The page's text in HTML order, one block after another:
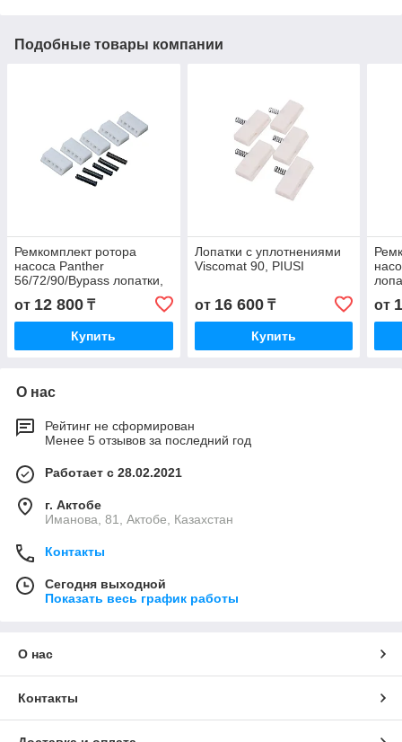
Подобные товары компании
Ремкомплект ротора
насоса Panther
56/72/90/Bypass лопатки,
от 12 800 ₸
Купить
Лопатки с уплотнениями
Viscomat 90, PIUSI
от 16 600₸
Купить
от
О нас
Рейтинг не сформирован
Менее 5 отзывов за последний год
Работает с 28.02.2021
г. Актобе
Иманова, 81, Актобе, Казахстан
Контакты
Сегодня выходной
Показать весь график работы
О нас
Контакты